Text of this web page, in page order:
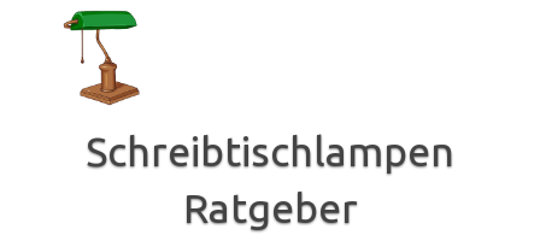
Inhalt
Schreibtischlampen
Ratgeber